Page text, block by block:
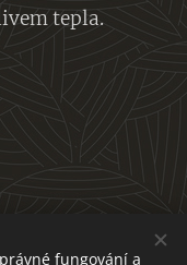
tepla.
fungování a